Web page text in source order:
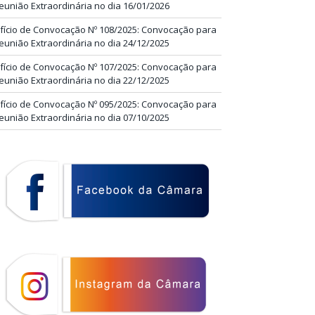
Extraordinária no dia 16/01/2026
de Convocação Nº 108/2025: Convocação para
Extraordinária no dia 24/12/2025
de Convocação Nº 107/2025: Convocação para
Extraordinária no dia 22/12/2025
de Convocação Nº 095/2025: Convocação para
Extraordinária no dia 07/10/2025